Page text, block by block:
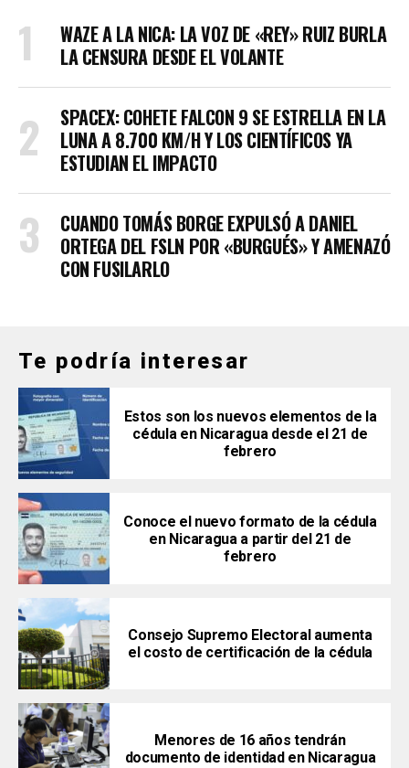
WAZE A LA NICA: LA VOZ DE «REY» RUIZ BURLA
LA CENSURA DESDE EL VOLANTE
SPACEX: COHETE FALCON 9 SE ESTRELLA EN LA
LUNA A 8.700 KM/H Y LOS CIENTÍFICOS YA
ESTUDIAN EL IMPACTO
CUANDO TOMÁS BORGE EXPULSÓ A DANIEL
ORTEGA DEL FSLN POR «BURGUÉS» Y AMENAZÓ
CON FUSILARLO
Te podría interesar
Estos son los nuevos elementos de la
cédula en Nicaragua desde el 21 de
febrero
Conoce el nuevo formato de la cédula
en Nicaragua a partir del 21 de
febrero
Consejo Supremo Electoral aumenta
el costo de certificación de la cédula
Menores de 16 años tendrán
documento de identidad en Nicaragua